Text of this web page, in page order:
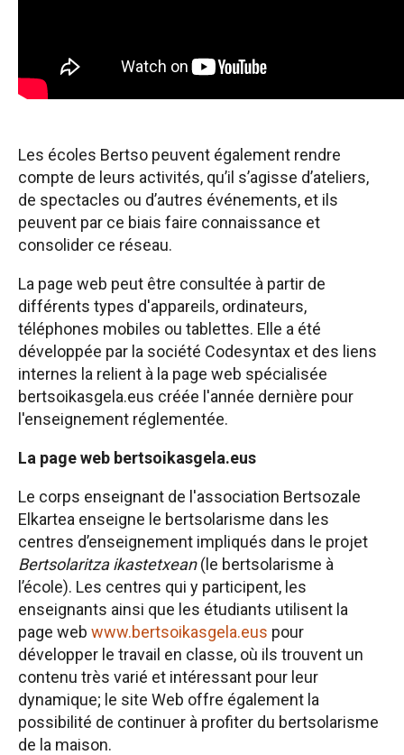
Les écoles Bertso peuvent également rendre
compte de leurs activités, qu’il s’agisse d’ateliers,
de spectacles ou d’autres événements, et ils
peuvent par ce biais faire connaissance et
consolider ce réseau.
La page web peut être consultée à partir de
différents types d'appareils, ordinateurs,
téléphones mobiles ou tablettes. Elle a été
développée par la société Codesyntax et des liens
internes la relient à la page web spécialisée
bertsoikasgela.eus créée l'année dernière pour
l'enseignement réglementée.
La page web bertsoikasgela.eus
Le corps enseignant de l'association Bertsozale
Elkartea enseigne le bertsolarisme dans les
centres d’enseignement impliqués dans le projet
Bertsolaritza ikastetxean(le bertsolarisme à
l’école). Les centres qui y participent, les
enseignants ainsi que les étudiants utilisent la
page web www.bertsoikasgela.eus pour
développer le travail en classe, où ils trouvent un
contenu très varié et intéressant pour leur
dynamique; le site Web offre également la
possibilité de continuer à profiter du bertsolarisme
de la maison.